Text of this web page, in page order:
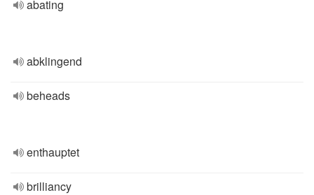
abating
abklingend
beheads
enthauptet
brilliancy